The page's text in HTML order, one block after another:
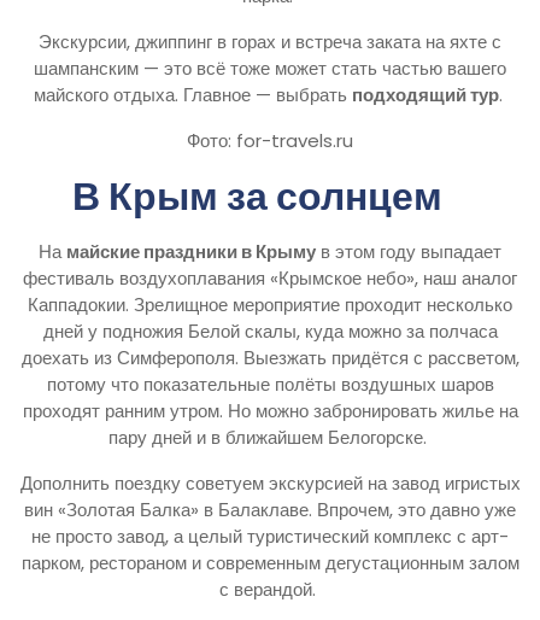
Экскурсии, джиппинг в горах и встреча заката на яхте с
шампанским — это всё тоже может стать частью вашего
майского отдыха. Главное — выбрать подходящий тур.
Фото: for-travels.ru
В Крым за солнцем
Намайские праздники в Крыму в этом году выпадает
фестиваль воздухоплавания «Крымское небо», наш аналог
Каппадокии. Зрелищное мероприятие проходит несколько
дней у подножия Белой скалы, куда можно за полчаса
доехать из Симферополя. Выезжать придётся с рассветом,
потому что показательные полёты воздушных шаров
проходят ранним утром. Но можно забронировать жилье на
пару дней и в ближайшем Белогорске.
Дополнить поездку советуем экскурсией на завод игристых
вин «Золотая Балка» в Балаклаве. Впрочем, это давно уже
не просто завод, а целый туристический комплекс с арт-
парком, рестораном и современным дегустационным залом
с верандой.